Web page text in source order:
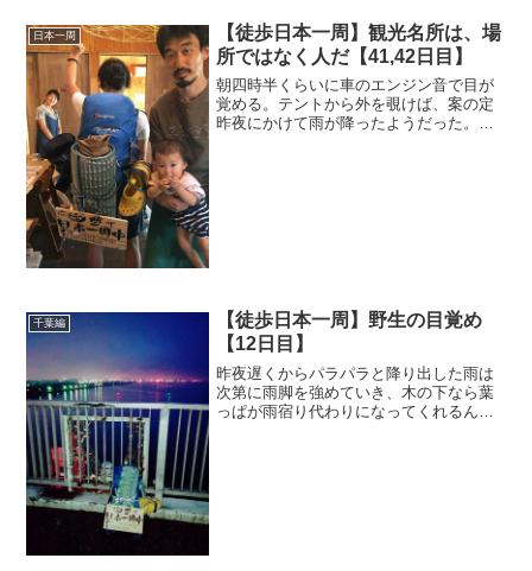
日本一周
【徒歩日本一周】観光名所は、場
所ではなく人だ【41,42日目】
朝四時半くらいに車のエンジン音で目が
覚める。テントから外を覗けば、案の定
昨夜にかけて雨が降ったようだった。公
千葉編
【徒歩日本一周】野生の目覚め
【12日目】
昨夜遅くからパラパラと降り出した雨は
次第に雨脚を強めていき、木の下なら葉
っぱが雨宿り代わりになってくれるんじ